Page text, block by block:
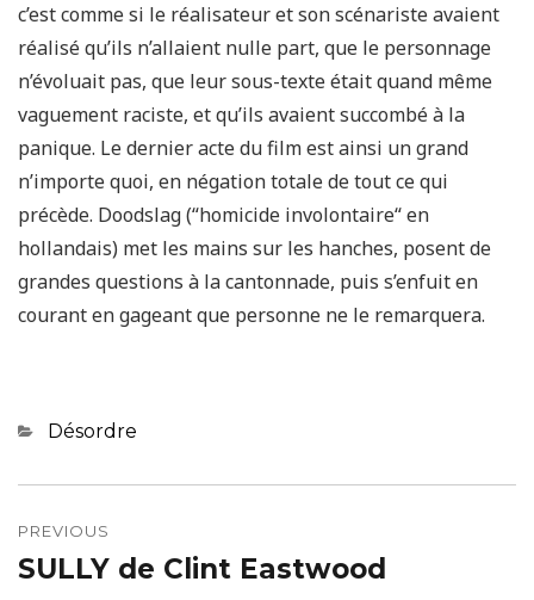
c’est comme si le réalisateur et son scénariste avaient
réalisé qu’ils n’allaient nulle part, que le personnage
n’évoluait pas, que leur sous-texte était quand même
vaguement raciste, et qu’ils avaient succombé à la
panique. Le dernier acte du film est ainsi un grand
n’importe quoi, en négation totale de tout ce qui
précède. Doodslag (“homicide involontaire“ en
hollandais) met les mains sur les hanches, posent de
grandes questions à la cantonnade, puis s’enfuit en
courant en gageant que personne ne le remarquera.
Categories
Désordre
de
l’article
PREVIOUS
Previous
SULLY de Clint Eastwood